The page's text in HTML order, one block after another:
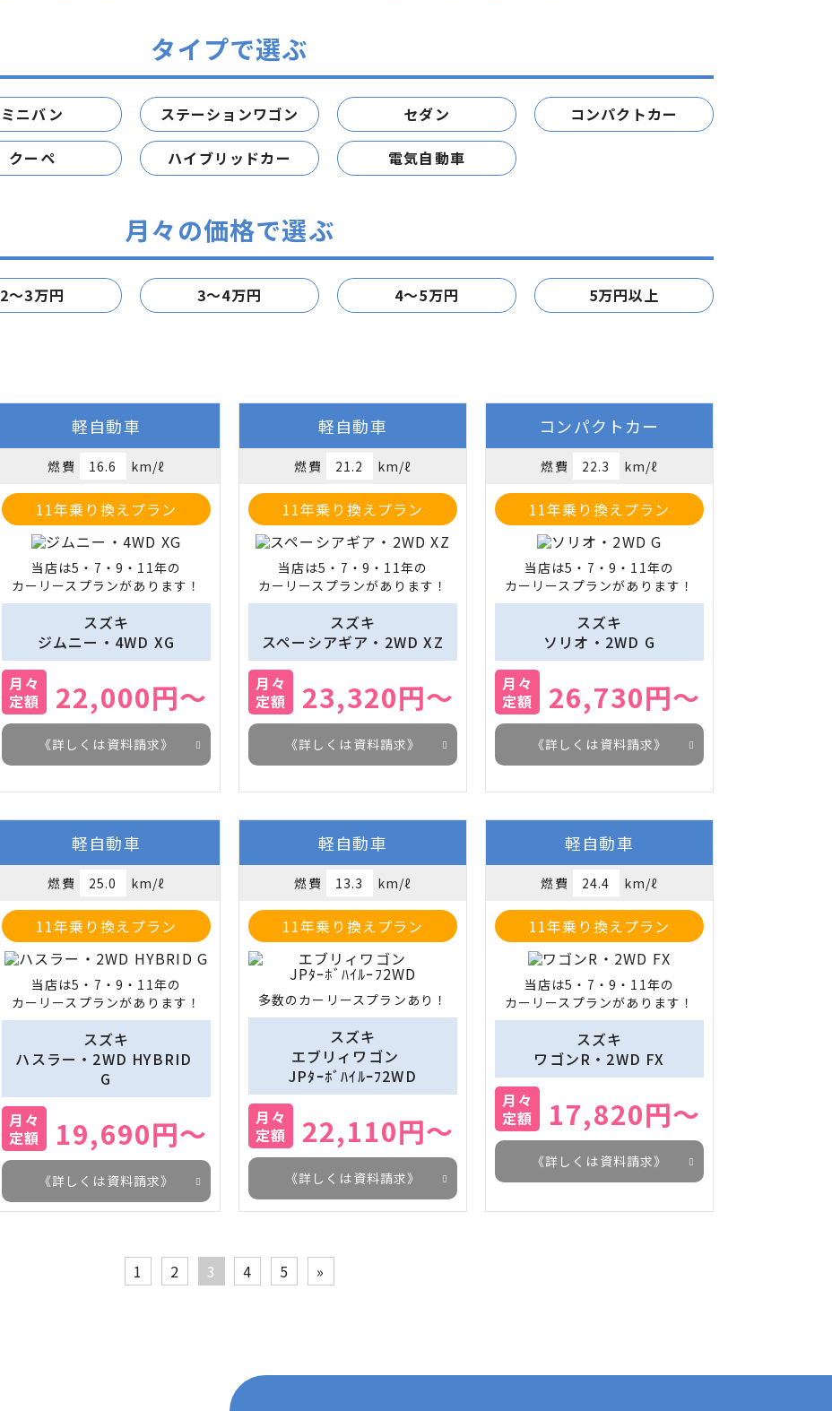
タイプで選ぶ
ミニバン ステーションワゴン セダン コンパクトカー
クーペ ハイブリッドカー 電気自動車
月々の価格で選ぶ
2～3万円 3～4万円 4～5万円 5万円以上
軽自動車
燃費 16.6 km/ℓ
11年乗り換えプラン
当店は5・7・9・11年の
カーリースプランがあります！
スズキ
ジムニー・4WD XG
月々
定額
22,000円～
《詳しくは資料請求》
軽自動車
燃費 21.2 km/ℓ
11年乗り換えプラン
当店は5・7・9・11年の
カーリースプランがあります！
スズキ
スペーシアギア・2WD XZ
月々
定額
23,320円～
《詳しくは資料請求》
コンパクトカー
燃費 22.3 km/ℓ
11年乗り換えプラン
当店は5・7・9・11年の
カーリースプランがあります！
スズキ
ソリオ・2WD G
月々
定額
26,730円～
《詳しくは資料請求》
軽自動車
燃費 25.0 km/ℓ
11年乗り換えプラン
当店は5・7・9・11年の
カーリースプランがあります！
スズキ
ハスラー・2WD HYBRID
G
月々
定額
19,690円～
《詳しくは資料請求》
軽自動車
燃費 13.3 km/ℓ
11年乗り換えプラン
多数のカーリースプランあり！
スズキ
エブリィワゴン
JPﾀｰﾎﾞﾊｲﾙｰﾌ2WD
月々
定額
22,110円～
《詳しくは資料請求》
軽自動車
燃費 24.4 km/ℓ
11年乗り換えプラン
当店は5・7・9・11年の
カーリースプランがあります！
スズキ
ワゴンR・2WD FX
月々
定額
17,820円～
《詳しくは資料請求》
1 2 3 4 5 »